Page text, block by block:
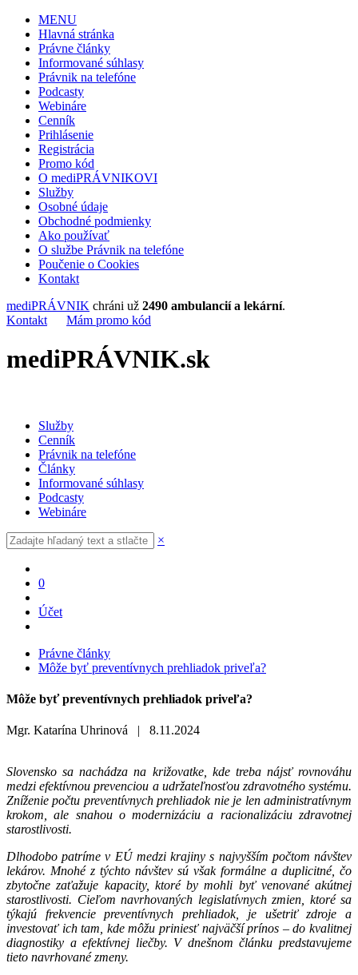
MENU
Hlavná stránka
Právne články
Informované súhlasy
Právnik na telefóne
Podcasty
Webináre
Cenník
Prihlásenie
Registrácia
Promo kód
O mediPRÁVNIKOVI
Služby
Osobné údaje
Obchodné podmienky
Ako používať
O službe Právnik na telefóne
Poučenie o Cookies
Kontakt
mediPRÁVNIK chráni už 2490 ambulancií a lekární.
Kontakt
Mám promo kód
mediPRÁVNIK.sk
Služby
Cenník
Právnik na telefóne
Články
Informované súhlasy
Podcasty
Webináre
×
0
Účet
Právne články
Môže byť preventívnych prehliadok priveľa?
Môže byť preventívnych prehliadok priveľa?
Mgr. Katarína Uhrinová | 8.11.2024
Slovensko sa nachádza na križovatke, kde treba nájsť rovnováhu
medzi efektívnou prevenciou a udržateľnosťou zdravotného systému.
Zníženie počtu preventívnych prehliadok nie je len administratívnym
krokom, ale snahou o modernizáciu a racionalizáciu zdravotnej
starostlivosti.
Dlhodobo patríme v EÚ medzi krajiny s najvyšším počtom návštev
lekárov. Mnohé z týchto návštev sú však formálne a duplicitné, čo
zbytočne zaťažuje kapacity, ktoré by mohli byť venované akútnej
starostlivosti. Cieľom navrhovaných legislatívnych zmien, ktoré sa
týkajú frekvencie preventívnych prehliadok, je ušetriť zdroje a
investovať ich tam, kde môžu priniesť najväčší prínos – do kvalitnej
diagnostiky a efektívnej liečby. V dnešnom článku predstavujeme
tieto navrhované zmeny.